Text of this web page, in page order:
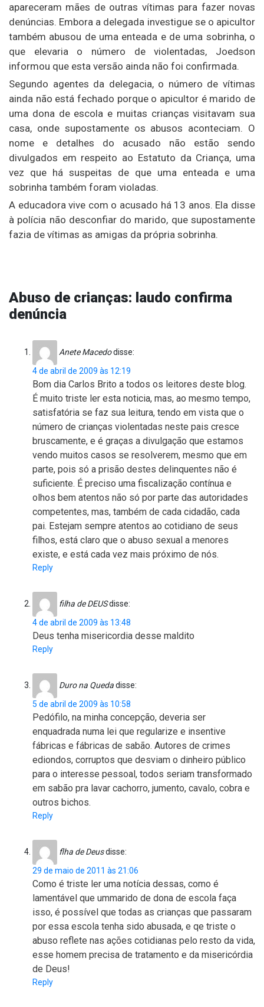
apareceram mães de outras vítimas para fazer novas
denúncias. Embora a delegada investigue se o apicultor
também abusou de uma enteada e de uma sobrinha, o
que elevaria o número de violentadas, Joedson
informou que esta versão ainda não foi confirmada.
Segundo agentes da delegacia, o número de vítimas
ainda não está fechado porque o apicultor é marido de
uma dona de escola e muitas crianças visitavam sua
casa, onde supostamente os abusos aconteciam. O
nome e detalhes do acusado não estão sendo
divulgados em respeito ao Estatuto da Criança, uma
vez que há suspeitas de que uma enteada e uma
sobrinha também foram violadas.
A educadora vive com o acusado há 13 anos. Ela disse
à polícia não desconfiar do marido, que supostamente
fazia de vítimas as amigas da própria sobrinha.
Abuso de crianças: laudo confirma
denúncia
Anete Macedodisse:
4 de abril de 2009 às 12:19
Bom dia Carlos Brito a todos os leitores deste blog.
É muito triste ler esta noticia, mas, ao mesmo tempo,
satisfatória se faz sua leitura, tendo em vista que o
número de crianças violentadas neste pais cresce
bruscamente, e é graças a divulgação que estamos
vendo muitos casos se resolverem, mesmo que em
parte, pois só a prisão destes delinquentes não é
suficiente. É preciso uma fiscalização contínua e
olhos bem atentos não só por parte das autoridades
competentes, mas, também de cada cidadão, cada
pai. Estejam sempre atentos ao cotidiano de seus
filhos, está claro que o abuso sexual a menores
existe, e está cada vez mais próximo de nós.
Reply
filha de DEUSdisse:
4 de abril de 2009 às 13:48
Deus tenha misericordia desse maldito
Reply
Duro na Quedadisse:
5 de abril de 2009 às 10:58
Pedófilo, na minha concepção, deveria ser
enquadrada numa lei que regularize e insentive
fábricas e fábricas de sabão. Autores de crimes
ediondos, corruptos que desviam o dinheiro público
para o interesse pessoal, todos seriam transformado
em sabão pra lavar cachorro, jumento, cavalo, cobra e
outros bichos.
Reply
flha de Deusdisse:
29 de maio de 2011 às 21:06
Como é triste ler uma notícia dessas, como é
lamentável que ummarido de dona de escola faça
isso, é possível que todas as crianças que passaram
por essa escola tenha sido abusada, e qe triste o
abuso reflete nas ações cotidianas pelo resto da vida,
esse homem precisa de tratamento e da misericórdia
de Deus!
Reply